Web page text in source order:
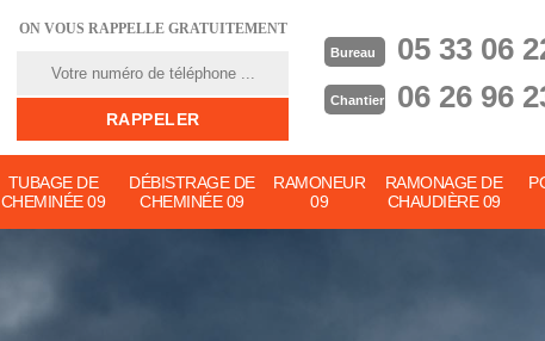
ON VOUS RAPPELLE GRATUITEMENT
Bureau 05 33 06
Chantier 06 26 96
TUBAGE DE
CHEMINÉE 09
DÉBISTRAGE DE
CHEMINÉE 09
RAMONEUR
09
RAMONAGE DE
CHAUDIÈRE 09